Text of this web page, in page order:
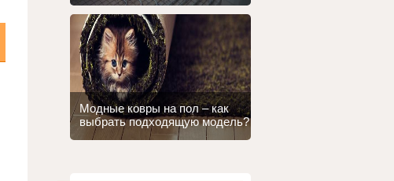
Модные ковры на пол – как
выбрать подходящую модель?